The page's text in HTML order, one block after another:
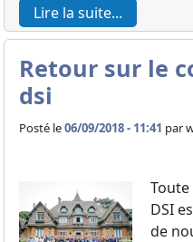
Lire la suite...
Retour sur le
dsi
Posté le06/09/2018 - 11:41 par
Toute
DSI
de